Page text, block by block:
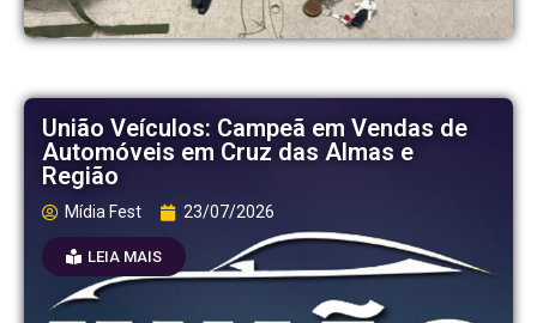
União Veículos: Campeã em Vendas de
Automóveis em Cruz das Almas e
Região
Mídia Fest 23/07/2026
LEIA MAIS